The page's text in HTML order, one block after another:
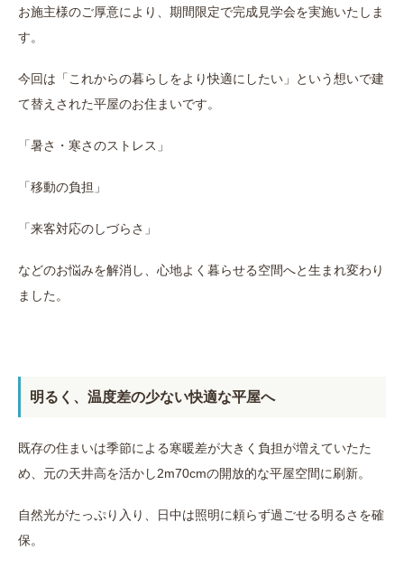
お施主様のご厚意により、期間限定で完成見学会を実施いたしま
す。
今回は「これからの暮らしをより快適にしたい」という想いで建
て替えされた平屋のお住まいです。
「暑さ・寒さのストレス」
「移動の負担」
「来客対応のしづらさ」
などのお悩みを解消し、心地よく暮らせる空間へと生まれ変わり
ました。
明るく、温度差の少ない快適な平屋へ
既存の住まいは季節による寒暖差が大きく負担が増えていたた
め、元の天井高を活かし2m70cmの開放的な平屋空間に刷新。
自然光がたっぷり入り、日中は照明に頼らず過ごせる明るさを確
保。